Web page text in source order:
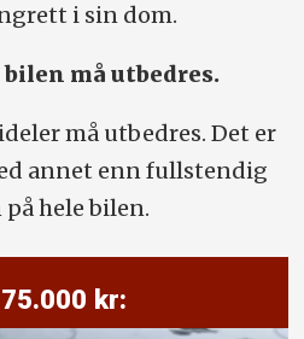
i sin dom.
må utbedres.
må utbedres. Det er
annet enn fullstendig
hele bilen.
kr: